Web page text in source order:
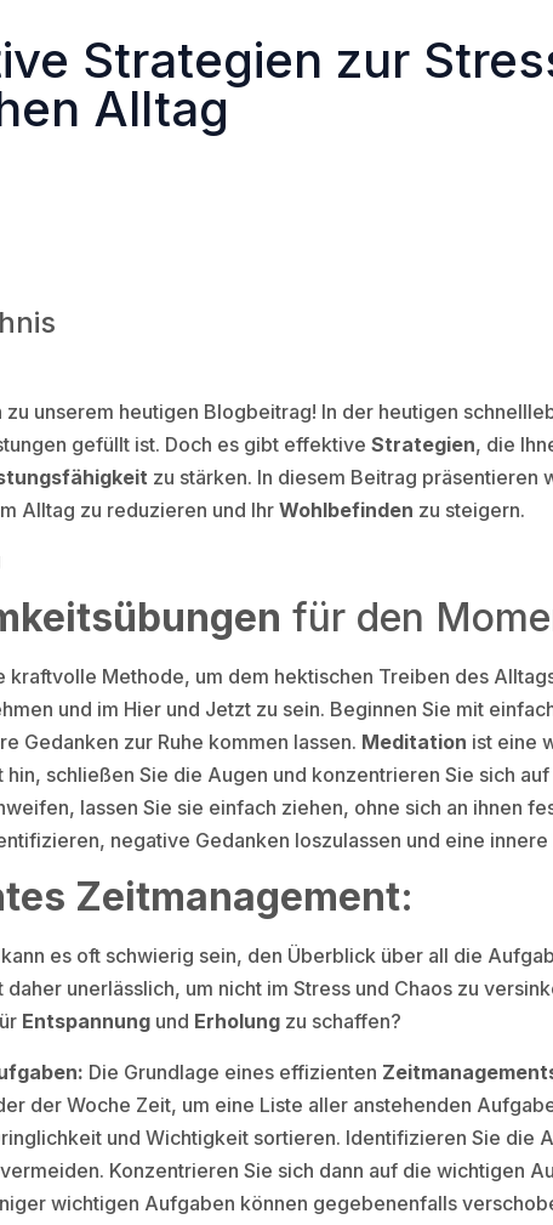
Strategien zur
Alltag
unserem heutigen Blogbeitrag! In der heutigen
gefüllt ist. Doch es gibt effektive Strategien, die
zu stärken. In diesem Beitrag präsentieren
Alltag zu reduzieren und Ihr Wohlbefinden zu steigern.
für den
kraftvolle Methode, um dem hektischen Treiben des
und im Hier und Jetzt zu sein. Beginnen Sie mit
Gedanken zur Ruhe kommen lassen. Meditation ist eine
hin, schließen Sie die Augen und konzentrieren Sie sich
lassen Sie sie einfach ziehen, ohne sich an ihnen
negative Gedanken loszulassen und eine innere
Zeitmanagement:
es oft schwierig sein, den Überblick über all die
daher unerlässlich, um nicht im Stress und Chaos zu
Entspannung und Erholung zu schaffen?
Die Grundlage eines effizienten
der Woche Zeit, um eine Liste aller anstehenden
und Wichtigkeit sortieren. Identifizieren Sie
Konzentrieren Sie sich dann auf die wichtigen
wichtigen Aufgaben können gegebenenfalls